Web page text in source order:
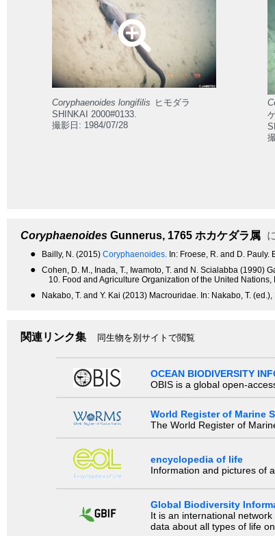
Coryphaenoides longifilis ヒモダラ
SHINKAI 2000#0133.
撮影日: 1984/07/28
Coryphaenoides Gunnerus, 1765 ホカケダラ属
● Bailly, N. (2015) Coryphaenoides. In: Froese, R. and D.
●
Cohen, D. M., Inada, T., Iwamoto, T. and N. Scialabba (1990)
10. Food and Agriculture Organization of the United Nations,
● Nakabo, T. and Y. Kai (2013) Macrouridae. In: Nakabo, T.
関連リンク集 同生物を別サイトで閲覧
OCEAN BIODIVERSITY
OBIS is a global open-
World Register of Marine
The World Register of
encyclopedia of life
Information and pictures of
Global Biodiversity
It is an international
data about all types of life on